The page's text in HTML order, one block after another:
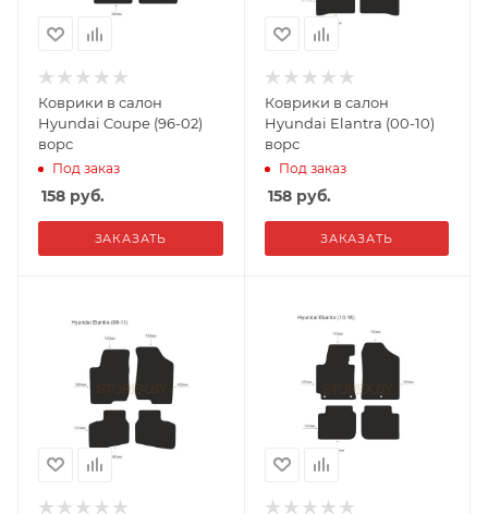
Коврики в салон
Hyundai Coupe (96-02)
ворс
Под заказ
158 руб.
ЗАКАЗАТЬ
Коврики в салон
Hyundai Elantra (00-10)
ворс
Под заказ
158руб.
ЗАКАЗАТЬ